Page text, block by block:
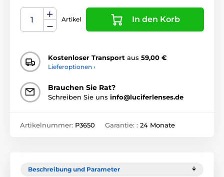
Artikel In den Korb
Kostenloser Transport aus 59,00 €
Lieferoptionen ›
Brauchen Sie Rat?
Schreiben Sie uns info@luciferlenses.de
Artikelnummer: P3650 Garantie: : 24 Monate
Beschreibung und Parameter